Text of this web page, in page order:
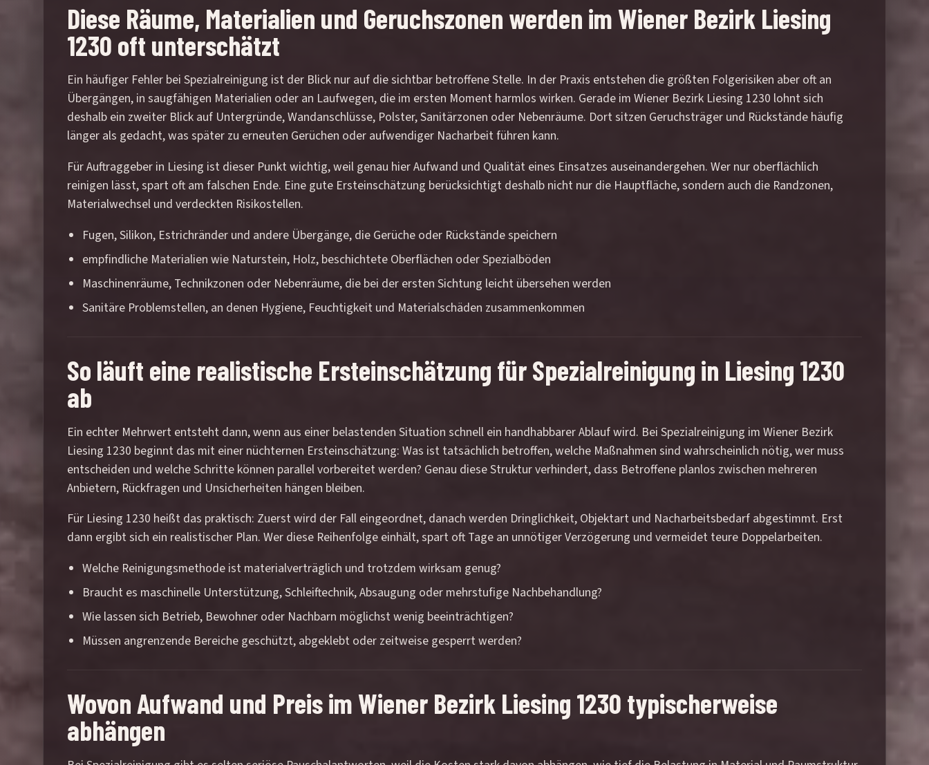
Diese Räume, Materialien und Geruchszonen werden im Wiener Bezirk Liesing
1230 oft unterschätzt
Ein häufiger Fehler bei Spezialreinigung ist der Blick nur auf die sichtbar betroffene Stelle. In der Praxis entstehen die größten Folgerisiken aber oft an
Übergängen, in saugfähigen Materialien oder an Laufwegen, die im ersten Moment harmlos wirken. Gerade im Wiener Bezirk Liesing 1230 lohnt sich
deshalb ein zweiter Blick auf Untergründe, Wandanschlüsse, Polster, Sanitärzonen oder Nebenräume. Dort sitzen Geruchsträger und Rückstände häufig
länger als gedacht, was später zu erneuten Gerüchen oder aufwendiger Nacharbeit führen kann.
Für Auftraggeber in Liesing ist dieser Punkt wichtig, weil genau hier Aufwand und Qualität eines Einsatzes auseinandergehen. Wer nur oberflächlich
reinigen lässt, spart oft am falschen Ende. Eine gute Ersteinschätzung berücksichtigt deshalb nicht nur die Hauptfläche, sondern auch die Randzonen,
Materialwechsel und verdeckten Risikostellen.
Fugen, Silikon, Estrichränder und andere Übergänge, die Gerüche oder Rückstände speichern
empfindliche Materialien wie Naturstein, Holz, beschichtete Oberflächen oder Spezialböden
Maschinenräume, Technikzonen oder Nebenräume, die bei der ersten Sichtung leicht übersehen werden
Sanitäre Problemstellen, an denen Hygiene, Feuchtigkeit und Materialschäden zusammenkommen
So läuft eine realistische Ersteinschätzung für Spezialreinigung in Liesing 1230
ab
Ein echter Mehrwert entsteht dann, wenn aus einer belastenden Situation schnell ein handhabbarer Ablauf wird. Bei Spezialreinigung im Wiener Bezirk
Liesing 1230 beginnt das mit einer nüchternen Ersteinschätzung: Was ist tatsächlich betroffen, welche Maßnahmen sind wahrscheinlich nötig, wer muss
entscheiden und welche Schritte können parallel vorbereitet werden? Genau diese Struktur verhindert, dass Betroffene planlos zwischen mehreren
Anbietern, Rückfragen und Unsicherheiten hängen bleiben.
Für Liesing 1230 heißt das praktisch: Zuerst wird der Fall eingeordnet, danach werden Dringlichkeit, Objektart und Nacharbeitsbedarf abgestimmt. Erst
dann ergibt sich ein realistischer Plan. Wer diese Reihenfolge einhält, spart oft Tage an unnötiger Verzögerung und vermeidet teure Doppelarbeiten.
Welche Reinigungsmethode ist materialverträglich und trotzdem wirksam genug?
Braucht es maschinelle Unterstützung, Schleiftechnik, Absaugung oder mehrstufige Nachbehandlung?
Wie lassen sich Betrieb, Bewohner oder Nachbarn möglichst wenig beeinträchtigen?
Müssen angrenzende Bereiche geschützt, abgeklebt oder zeitweise gesperrt werden?
Wovon Aufwand und Preis im Wiener Bezirk Liesing 1230 typischerweise
abhängen